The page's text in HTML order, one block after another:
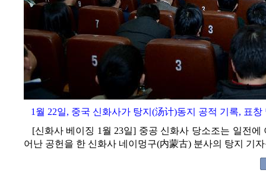
1월 22일, 중국 신화사가 탕지(汤计)동지 공적 기록, 표
[신화사 베이징 1월 23일] 중공 신화사 당소조는 일전
어난 공헌을 한 신화사 네이멍구(内蒙古) 분사의 탕지 기